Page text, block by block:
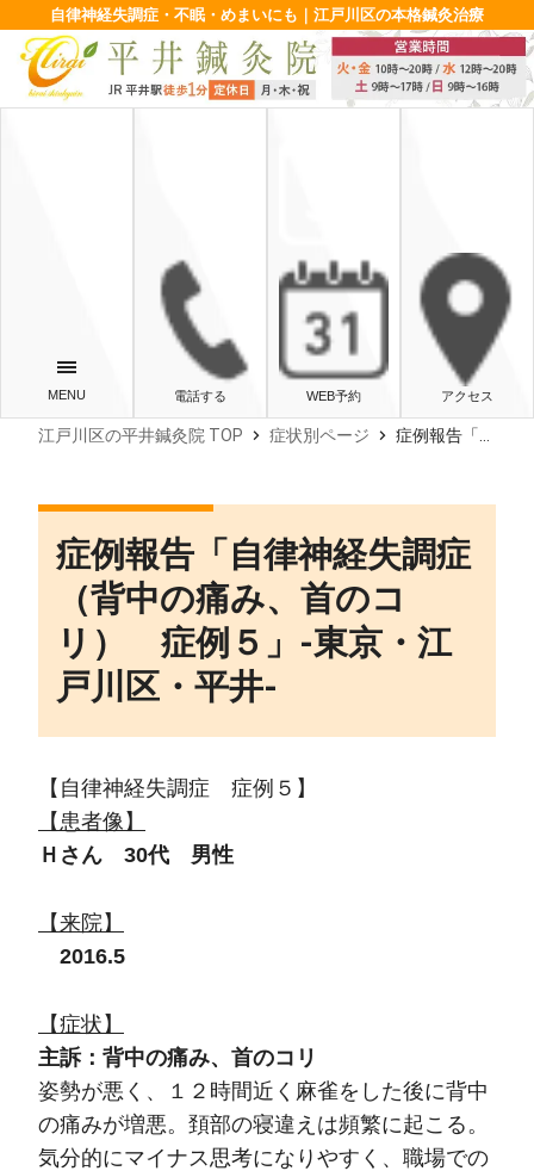
自律神経失調症・不眠・めまいにも｜江戸川区の本格鍼灸治療
電話する WEB予約 アクセス
江戸川区の平井鍼灸院 TOP chevron_right 症状別ページ chevron_right 症例報告「自律神経失調症（背中の痛み、首のコリ） 症例５」‐東京・江戸川区・平井‐
症例報告「自律神経失調症
（背中の痛み、首のコ
リ） 症例５」‐東京・江
戸川区・平井‐
【自律神経失調症 症例５】
【患者像】
Ｈさん 30代 男性
【来院】
2016.5
【症状】
主訴：背中の痛み、首のコリ
姿勢が悪く、１２時間近く麻雀をした後に背中
の痛みが増悪。頚部の寝違えは頻繁に起こる。
気分的にマイナス思考になりやすく、職場での